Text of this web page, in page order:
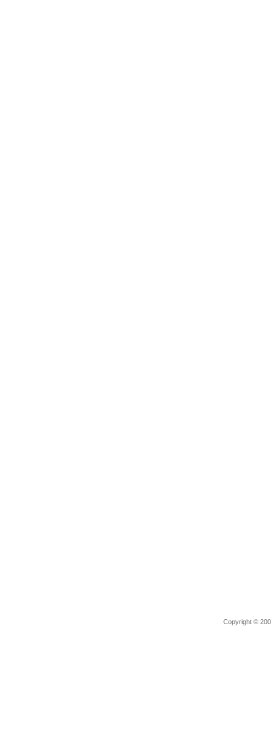
Copyright ©